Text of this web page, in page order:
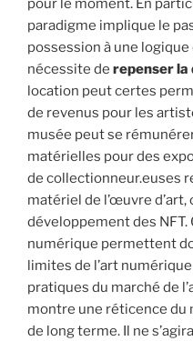
pour le moment. En
paradigme implique le
possession à une
nécessite de repenser la
location peut certes
de revenus pour les
musée peut se
matérielles pour des
de collectionneur.euses
matériel de l’œuvre d’art,
développement des
numérique permettent
limites de l’art
pratiques du marché de
montre une réticence du
de long terme. Il ne